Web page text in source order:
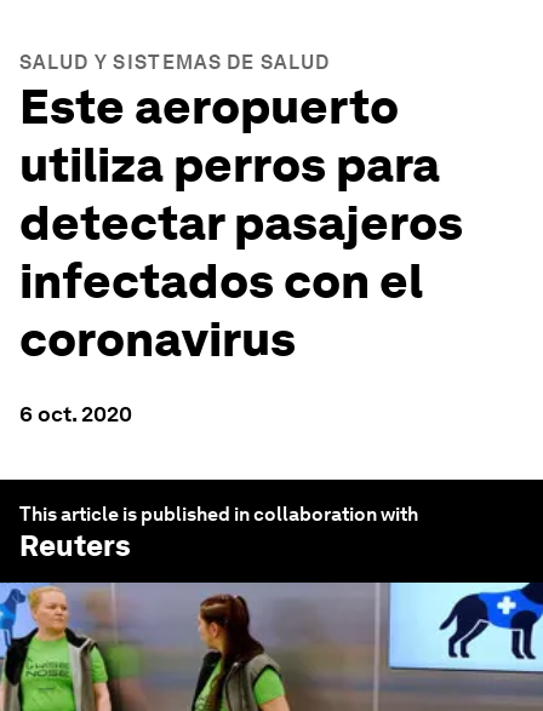
SALUD Y SISTEMAS DE SALUD
Este aeropuerto
utiliza perros para
detectar pasajeros
infectados con el
coronavirus
6 oct. 2020
This article is published in collaboration with
Reuters